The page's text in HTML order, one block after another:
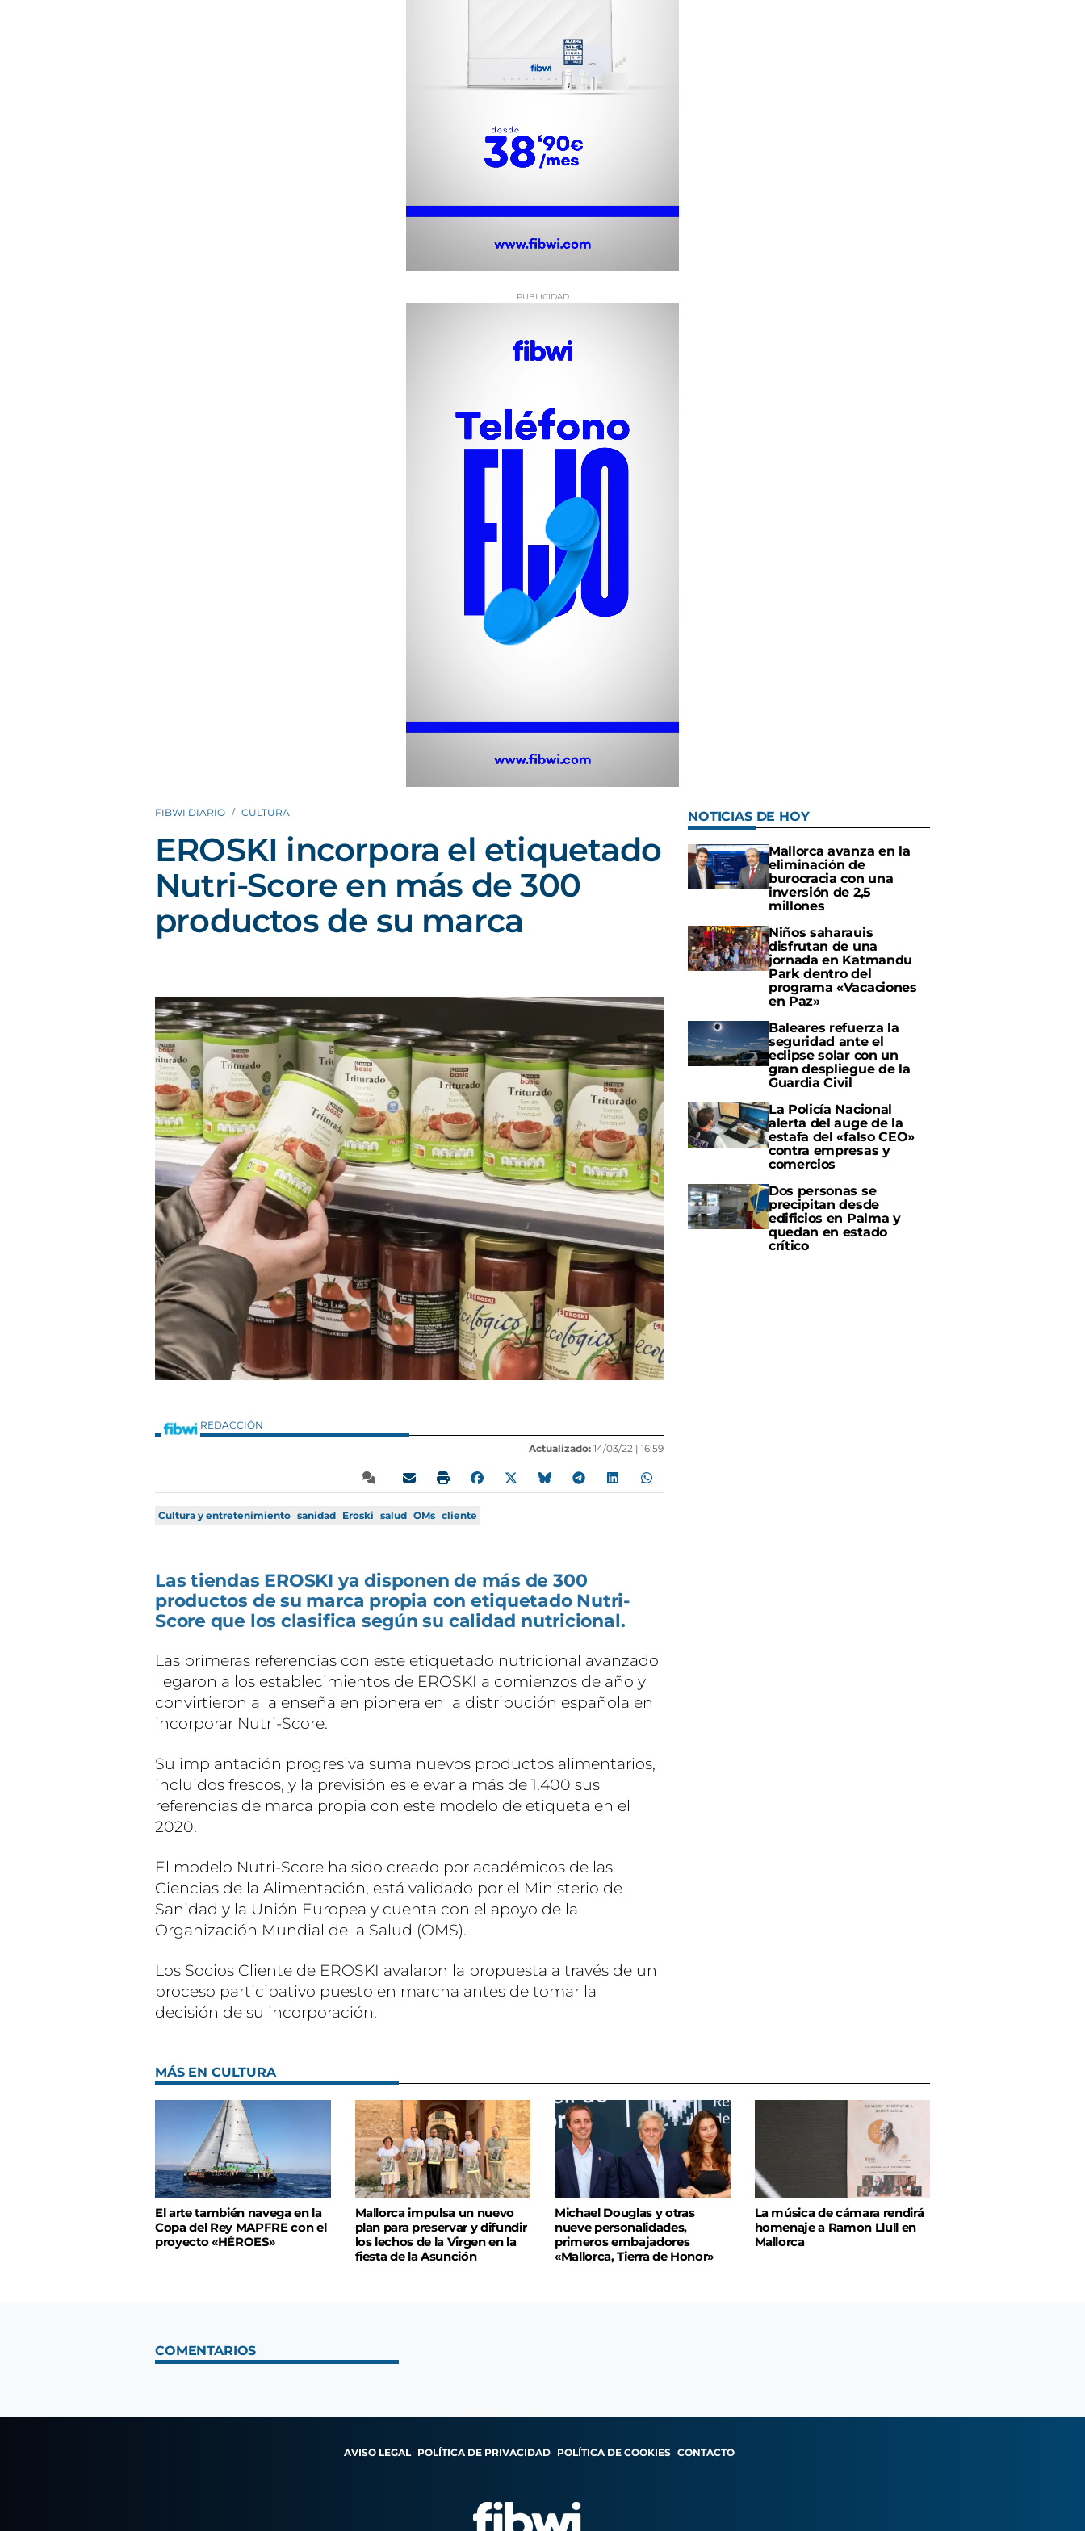
FIBWI DIARIO CULTURA
EROSKI incorpora el etiquetado
Nutri-Score en más de 300
productos de su marca
REDACCIÓN
Actualizado: 14/03/22 | 16:59
Cultura y entretenimiento sanidad Eroski salud OMs cliente
Las tiendas EROSKI ya disponen de más de 300
productos de su marca propia con etiquetado Nutri-
Score que los clasifica según su calidad nutricional.
Las primeras referencias con este etiquetado nutricional avanzado
llegaron a los establecimientos de EROSKI a comienzos de año y
convirtieron a la enseña en pionera en la distribución española en
incorporar Nutri-Score.
Su implantación progresiva suma nuevos productos alimentarios,
incluidos frescos, y la previsión es elevar a más de 1.400 sus
referencias de marca propia con este modelo de etiqueta en el
2020.
El modelo Nutri-Score ha sido creado por académicos de las
Ciencias de la Alimentación, está validado por el Ministerio de
Sanidad y la Unión Europea y cuenta con el apoyo de la
Organización Mundial de la Salud (OMS).
Los Socios Cliente de EROSKI avalaron la propuesta a través de un
proceso participativo puesto en marcha antes de tomar la
decisión de su incorporación.
NOTICIAS DE HOY
Mallorca avanza en la
eliminación de
burocracia con una
inversión de 2,5
millones
Niños saharauis
disfrutan de una
jornada en Katmandu
Park dentro del
programa «Vacaciones
en Paz»
Baleares refuerza la
seguridad ante el
eclipse solar con un
gran despliegue de la
Guardia Civil
La Policía Nacional
alerta del auge de la
estafa del «falso CEO»
contra empresas y
comercios
Dos personas se
precipitan desde
edificios en Palma y
quedan en estado
crítico
MÁS EN CULTURA
El arte también navega en la
Copa del Rey MAPFRE con el
proyecto «HÉROES»
Mallorca impulsa un nuevo
plan para preservar y difundir
los lechos de la Virgen en la
fiesta de la Asunción
Michael Douglas y otras
nueve personalidades,
primeros embajadores
«Mallorca, Tierra de Honor»
La música de cámara rendirá
homenaje a Ramon Llull en
Mallorca
COMENTARIOS
AVISO LEGAL POLÍTICA DE PRIVACIDAD POLÍTICA DE COOKIES CONTACTO